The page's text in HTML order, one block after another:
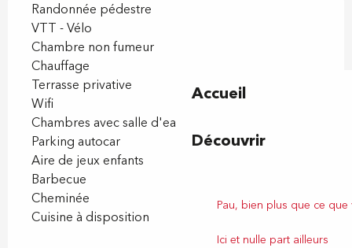
Accueil
Découvrir
Pau, bien plus que ce
Ici et nulle part ailleurs
Randonnée pédestre
VTT - Vélo
Chambre non fumeur
Chauffage
Terrasse privative
Wifi
Chambres avec salle d'eau
Parking autocar
Aire de jeux enfants
Barbecue
Cheminée
Cuisine à disposition